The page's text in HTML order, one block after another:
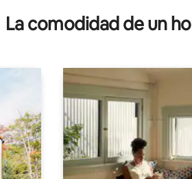
La comodidad de un